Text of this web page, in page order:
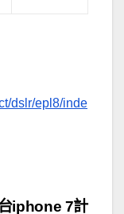
dslr/epl8/inde
iphone 7計